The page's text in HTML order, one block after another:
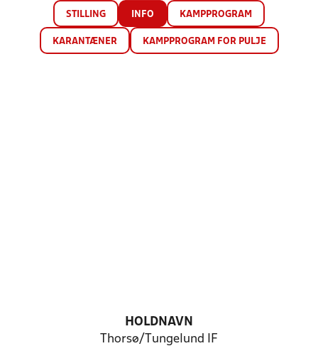
STILLING INFO KAMPPROGRAM
KARANTÆNER KAMPPROGRAM FOR PULJE
HOLDNAVN
Thorsø/Tungelund IF